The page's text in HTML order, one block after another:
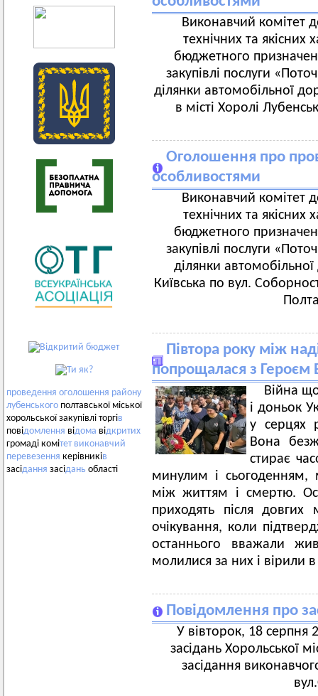
проведення оголошення району
лубенського полтавської міської
хорольської закупівлі торгів
повідомлення відома відкритих
громаді комітет виконавчий
перевезення керівників
засідання засідань області
Виконавчий комітет
технічних та якісних
бюджетного
закупівлі послуги
ділянки автомобільної
в місті Хоролі
Оголошення про
особливостями
Виконавчий комітет
технічних та якісних
бюджетного
закупівлі послуги
ділянки
Київська по вул.
Півтора року між
попрощалася з Героєм
Війна
і доньок
у серцях
Вона
стирає
минулим і сьогоденням,
між життям і смертю.
приходять після довгих
очікування, коли
останнього вважали
молилися за них і вірили
Повідомлення про
У вівторок, 18 серпня
засідань Хорольської
засідання